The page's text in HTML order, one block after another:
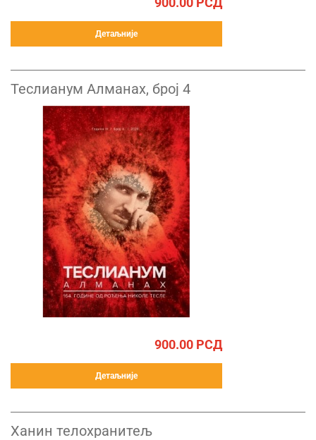
Детаљније
Теслианум Алманах, број 4
900.00 РСД
Детаљније
Ханин телохранитељ